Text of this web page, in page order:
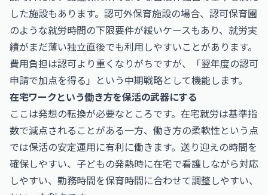
した施設もあります。認可外保育施設の場合、認可保育園
のような就労時間の下限要件が緩いケースもあり、就労実
績がまだ薄い独立直後でも利用しやすいことがあります。
費用負担は認可より重くなりがちですが、「翌年度の認可
申請で加点を得る」という中期戦略として機能します。
在宅ワークという働き方を保活の武器にする
ここは発想の転換が必要なところです。在宅就労は基準指
数で減点されることがある一方、働き方の柔軟性という点
では保活の安定運用に有利に働きます。送り迎えの時間を
確保しやすい、子どもの発熱時に在宅で看護しながら対応
しやすい、勤務時間を保育時間に合わせて調整しやすい、